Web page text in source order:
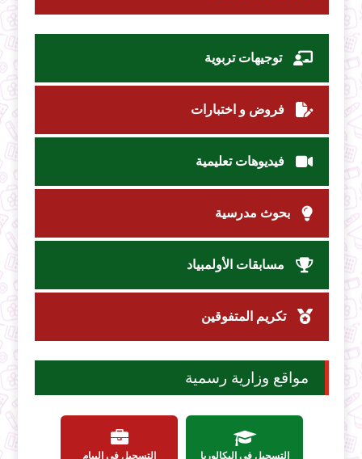
توجيهات تربوية
فروض و اختبارات
فيديوهات تعليمية
بحوث مدرسية
مسابقات الأولمبياد
تكريم المتفوقين
مواقع وزارية رسمية
التسجيل في البكالوريا
التسجيل في البيام